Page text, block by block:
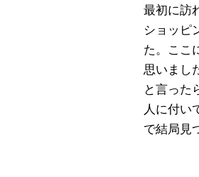
最初に訪
ショッピ
た。ここ
思いまし
と言った
人に付い
で結局見